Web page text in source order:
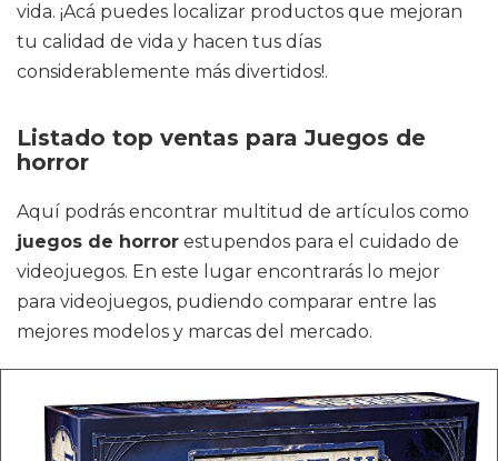
vida. ¡Acá puedes localizar productos que mejoran
tu calidad de vida y hacen tus días
considerablemente más divertidos!.
Listado top ventas para Juegos de
horror
Aquí podrás encontrar multitud de artículos como
juegos de horror estupendos para el cuidado de
videojuegos. En este lugar encontrarás lo mejor
para videojuegos, pudiendo comparar entre las
mejores modelos y marcas del mercado.